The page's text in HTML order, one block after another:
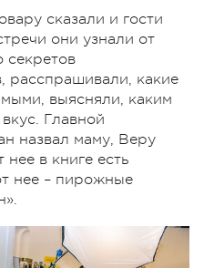
сказали и гости
они узнали от
секретов
расспрашивали, какие
выясняли, каким
Главной
назвал маму, Веру
в книге есть
нее – пирожные